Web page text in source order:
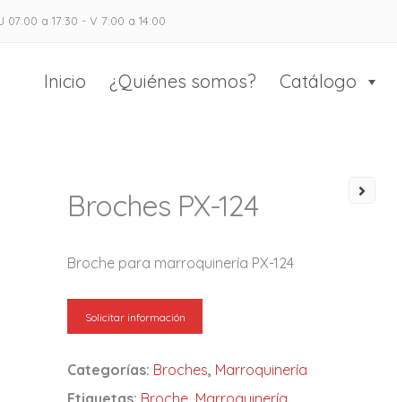
07:00 a 17:30 - V 7:00 a 14:00
el calzado y marroquinería
Inicio ¿Quiénes somos? Catálogo
Broches PX-124
Broche para marroquinería PX-124
Solicitar información
Categorías: Broches, Marroquinería
Etiquetas: Broche, Marroquinería